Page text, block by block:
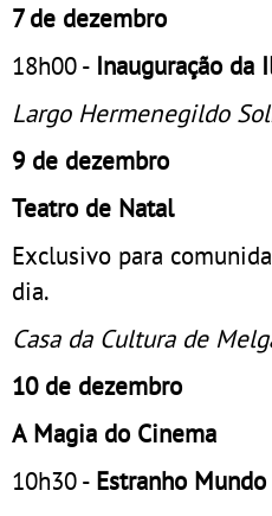
7 de dezembro
18h00 - Inauguração da
Largo Hermenegildo
9 de dezembro
Teatro de Natal
Exclusivo para
dia.
Casa da Cultura de
10 de dezembro
A Magia do Cinema
10h30 - Estranho